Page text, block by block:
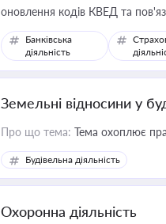
оновлення кодів КВЕД та
Банківська
діяльність
Земельні відносини у
Про що тема: Тема охоплює
Будівельна діяльність
Охоронна діяльність